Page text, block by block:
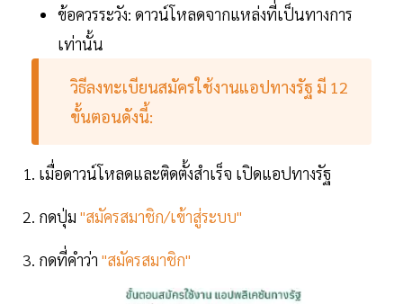
ข้อควรระวัง: ดาวน์โหลดจากแหล่งที่เป็นทางการ
เท่านั้น
วิธีลงทะเบียนสมัครใช้งานแอปทางรัฐ มี 12
ขั้นตอนดังนี้:
1. เมื่อดาวน์โหลดและติดตั้งสำเร็จ เปิดแอปทางรัฐ
2. กดปุ่ม "สมัครสมาชิก/เข้าสู่ระบบ"
3. กดที่คำว่า "สมัครสมาชิก"